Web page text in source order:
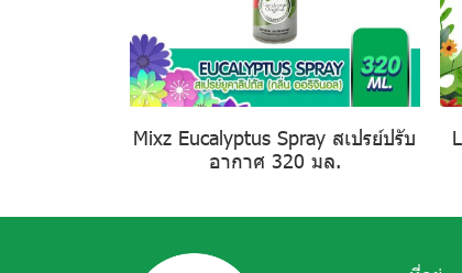
Mixz Eucalyptus Spray สเปรย์ปรับ
อากาศ 320 มล.